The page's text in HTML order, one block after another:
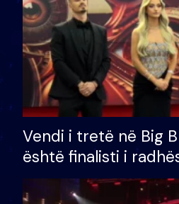
Vendi i tretë në Big
është finalisti i